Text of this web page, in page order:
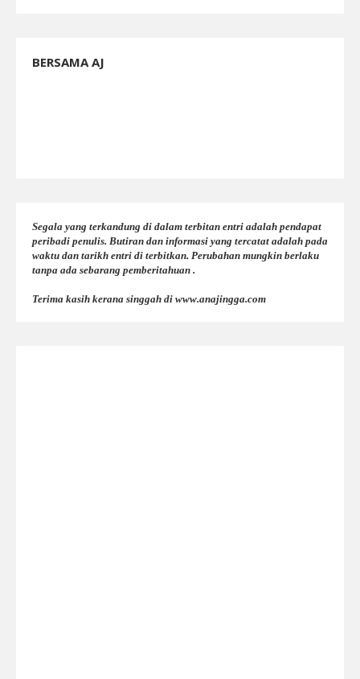
BERSAMA AJ
Segala yang terkandung di dalam terbitan entri adalah pendapat
peribadi penulis. Butiran dan informasi yang tercatat adalah pada
waktu dan tarikh entri di terbitkan. Perubahan mungkin berlaku
tanpa ada sebarang pemberitahuan .
Terima kasih kerana singgah di www.anajingga.com